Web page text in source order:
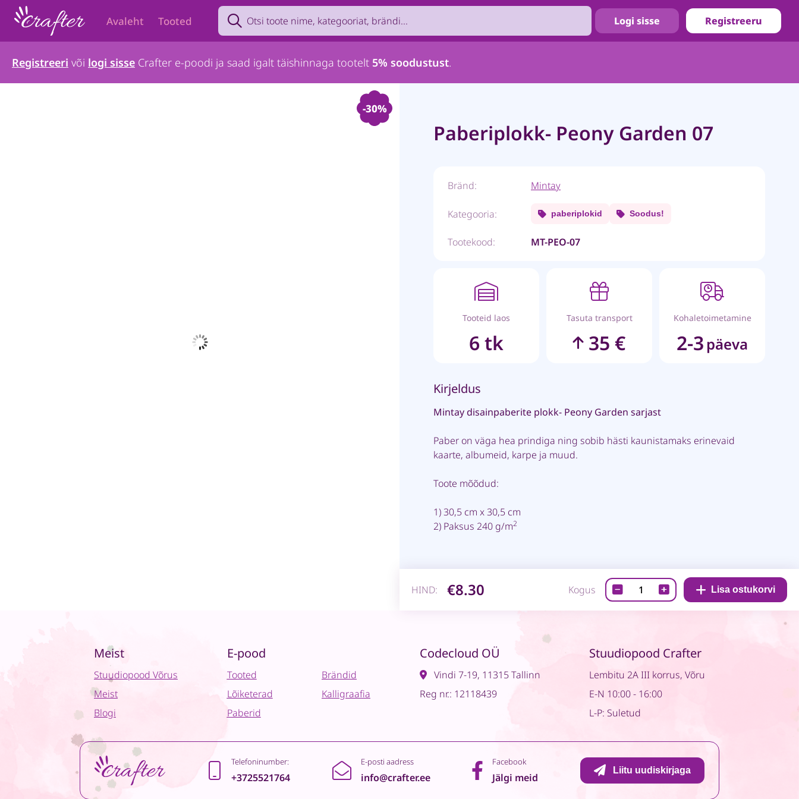
Avaleht Tooted
Search product by name, brand, category...
Logi sisse Registreeru
Registreeri või logi sisse Crafter e-poodi ja saad igalt täishinnaga tootelt 5% soodustust.
-30%
Paberiplokk- Peony Garden 07
Bränd: Mintay
Kategooria: paberiplokid Soodus!
Tootekood: MT-PEO-07
Tooteid laos
6 tk
Tasuta transport
35 €
Kohaletoimetamine
2-3 päeva
Kirjeldus
Mintay disainpaberite plokk- Peony Garden sarjast
Paber on väga hea prindiga ning sobib hästi kaunistamaks erinevaid
kaarte, albumeid, karpe ja muud.
Toote mõõdud:
1) 30,5 cm x 30,5 cm
2) Paksus 240 g/m2
HIND: €8.30 Kogus
Paberiplokk-
Peony
quantity
Lisa ostukorvi
Meist
Stuudiopood Võrus
Meist
Blogi
E-pood
Tooted
Lõiketerad
Paberid
Brändid
Kalligraafia
Codecloud OÜ
Vindi 7-19, 11315 Tallinn
Reg nr.: 12118439
Stuudiopood Crafter
Lembitu 2A III korrus, Võru
E-N 10:00 - 16:00
L-P: Suletud
Telefoninumber:
+3725521764
E-posti aadress
info@crafter.ee
Facebook
Jälgi meid
Liitu uudiskirjaga